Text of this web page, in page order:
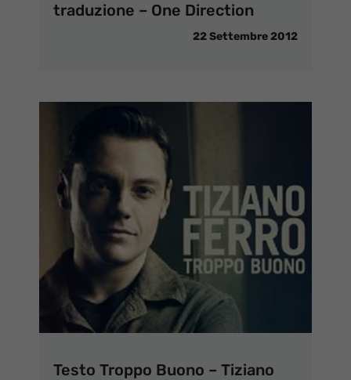
traduzione – One Direction
22 Settembre 2012
Testo Troppo Buono – Tiziano